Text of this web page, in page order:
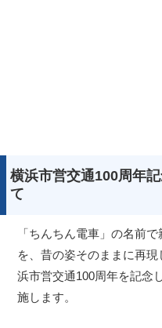
横浜市営交通100周年
て
「ちんちん電車」の名前
を、昔の姿そのままに再
浜市営交通100周年を記念
施します。